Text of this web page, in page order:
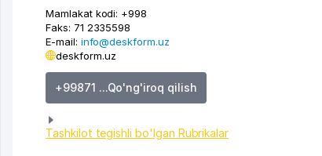
Mamlakat kodi: +998
Faks: 71 2335598
E-mail: info@deskform.uz
deskform.uz
+99871 ...Qo'ng'iroq qilish
Tashkilot tegishli bo'lgan Rubrikalar